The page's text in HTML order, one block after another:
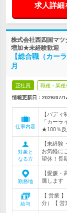
求人詳細
株式会社西四国マ
増加★未経験歓迎
【総合職（カー
月
正社員 職種・業種
情報更新日：2026/07/
仕事内容
【バデ
「カー
★100％反
対象と
なる方
【未経験
お気軽に
望休！長
勤務地
【愛媛
属します
給与
【 営業
分）【 営